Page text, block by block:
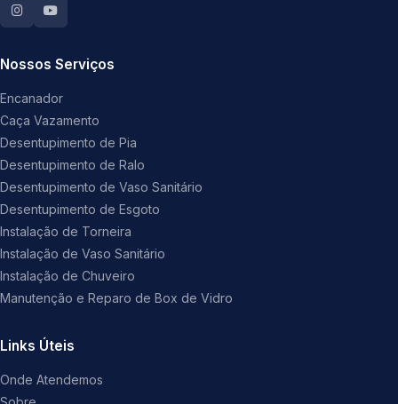
Nossos Serviços
Encanador
Caça Vazamento
Desentupimento de Pia
Desentupimento de Ralo
Desentupimento de Vaso Sanitário
Desentupimento de Esgoto
Instalação de Torneira
Instalação de Vaso Sanitário
Instalação de Chuveiro
Manutenção e Reparo de Box de Vidro
Links Úteis
Onde Atendemos